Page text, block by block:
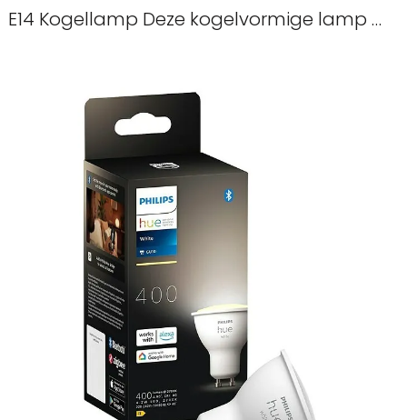
E14 Kogellamp Deze kogelvormige lamp …